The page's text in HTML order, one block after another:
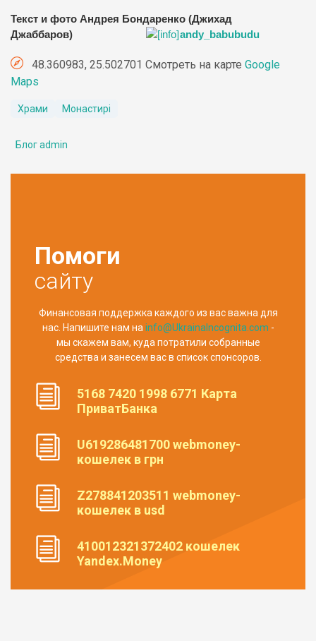
Текст и фото Андрея Бондаренко (Джихад
Джаббаров)
andy_babubudu
48.360983, 25.502701 Смотреть на карте Google
Maps
Храми Монастирі
Блог admin
Помоги
сайту
Финансовая поддержка каждого из вас важна для
нас. Напишите нам наinfo@UkrainaIncognita.com -
мы скажем вам, куда потратили собранные
средства и занесем вас в список спонсоров.
5168 7420 1998 6771 Карта
ПриватБанка
U619286481700 webmoney-
кошелек в грн
Z278841203511 webmoney-
кошелек в usd
410012321372402 кошелек
Yandex.Money